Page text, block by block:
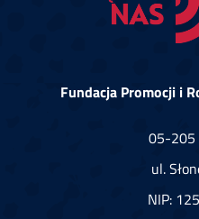
Fundacja Promocji i
05-205
ul.
NIP: